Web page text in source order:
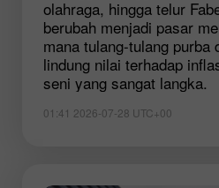
olahraga, hingga telur
berubah menjadi pasar
mana tulang-tulang purba
lindung nilai terhadap
seni yang sangat langka.
01:41 2026-07-28 UTC+00